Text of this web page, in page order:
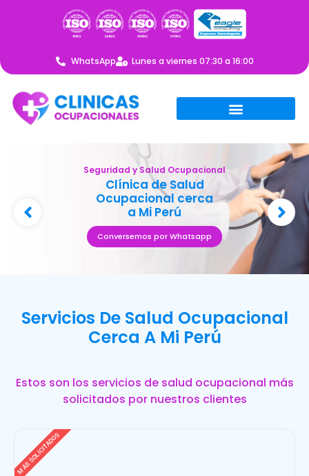
WhatsApp Lunes a viernes 07:30 a 16:00
Seguridad y Salud Ocupacional
Clínica de Salud
Ocupacional cerca
a Mi Perú
Conversemos por Whatsapp
Servicios De Salud Ocupacional
Cerca A Mi Perú
Estos son los servicios de salud ocupacional más
solicitados por nuestros clientes
MÁS SOLICITADOS